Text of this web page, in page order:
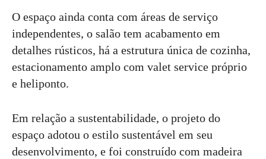
O espaço ainda conta com áreas de serviço
independentes, o salão tem acabamento em
detalhes rústicos, há a estrutura única de cozinha,
estacionamento amplo com valet service próprio
e heliponto.
Em relação a sustentabilidade, o projeto do
espaço adotou o estilo sustentável em seu
desenvolvimento, e foi construído com madeira